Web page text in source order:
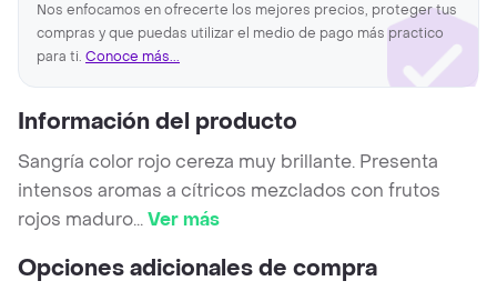
Nos enfocamos en ofrecerte los mejores precios, proteger tus
compras y que puedas utilizar el medio de pago más practico
para ti. Conoce más...
Información del producto
Sangría color rojo cereza muy brillante. Presenta
intensos aromas a cítricos mezclados con frutos
rojos maduro...Ver más
Opciones adicionales de compra